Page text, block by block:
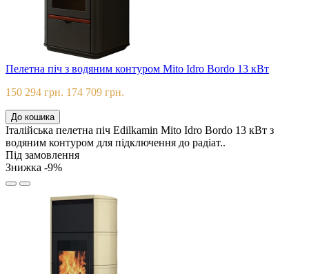
Пелетна піч з водяним контуром Mito Idro Bordo 13 кВт
150 294 грн. 174 709 грн.
До кошика
Італійська пелетна піч Edilkamin Mito Idro Bordo 13 кВт з
водяним контуром для підключення до радіат..
Під замовлення
Знижка -9%